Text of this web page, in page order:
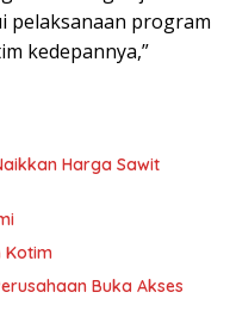
pelaksanaan program
kedepannya,”
Harga Sawit
Kotim
Buka Akses